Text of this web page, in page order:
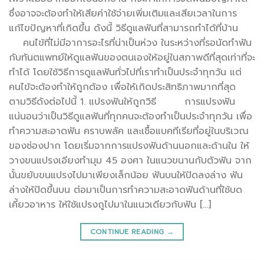
ซึ่งอาจจะต้องทำให้เสียค่าใช้จ่ายเพิ่มเติมและเสียเวลาในการ
แก้ไขปัญหาที่เกิดขึ้น ดังนี้ วิธีดูแลฟันที่สามารถทำได้ที่บ้าน
คนไข้ที่ไม่มีอาการอะไรที่น่าเป็นห่วง ในระหว่างที่รอนัดทำฟัน
กับทันตแพทย์ให้ดูแลฟันของตนเองให้อยู่ในสภาพดีที่สุดเท่าที่จะ
ทำได้ โดยใช้วิธีการดูแลฟันทั่วไปที่เราทำเป็นประจำทุกวัน แต่
คนไข้จะต้องทำให้ถูกต้อง เพื่อให้เกิดประสิทธิภาพมากที่สุด
ตามวิธีดังต่อไปนี้ 1. แปรงฟันให้ถูกวิธี การแปรงฟัน
แน่นอนว่าเป็นวิธีดูแลฟันที่ทุกคนจะต้องทำเป็นประจำทุกวัน เพื่อ
ทำความสะอาดฟัน คราบพลัค และเชื้อแบคทีเรียที่อยู่ในบริเวณ
ของช่องปาก โดยเริ่มจากการแปรงฟันด้านนอกและด้านใน ให้
วางขนแปรงเอียงทำมุม 45 องศา ในแนวขนานกับตัวฟัน จาก
นั้นขยับขนแปรงไปมาเพียงเล็กน้อย ฟันบนให้ปัดลงล่าง ฟัน
ล่างให้ปัดขึ้นบน ต่อมาเป็นการทำความสะอาดฟันด้านที่ใช้บด
เคี้ยวอาหาร ให้ใช้แปรงถูไปมาในแนวเดียวกับฟัน […]
CONTINUE READING →